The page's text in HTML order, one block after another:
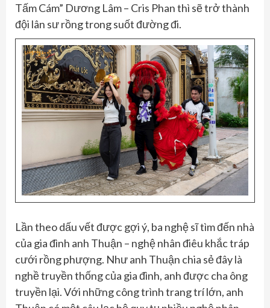
Tấm Cám” Dương Lâm – Cris Phan thì sẽ trở thành
đội lân sư rồng trong suốt đường đi.
Lần theo dấu vết được gợi ý, ba nghệ sĩ tìm đến nhà
của gia đình anh Thuận – nghệ nhân điêu khắc tráp
cưới rồng phượng. Như anh Thuận chia sẻ đây là
nghề truyền thống của gia đình, anh được cha ông
truyền lại. Với những công trình trang trí lớn, anh